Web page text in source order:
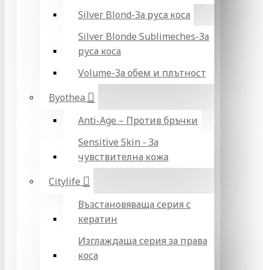
Silver Blond-За руса коса
Silver Blonde Sublіmeches-За
руса коса
Volume-За обем и плътност
Byothea
Anti-Age – Против бръчки
Sensitive Skin - За
чувствителна кожа
Citylife
Възстановяваща серия с
кератин
Изглаждаща серия за права
коса